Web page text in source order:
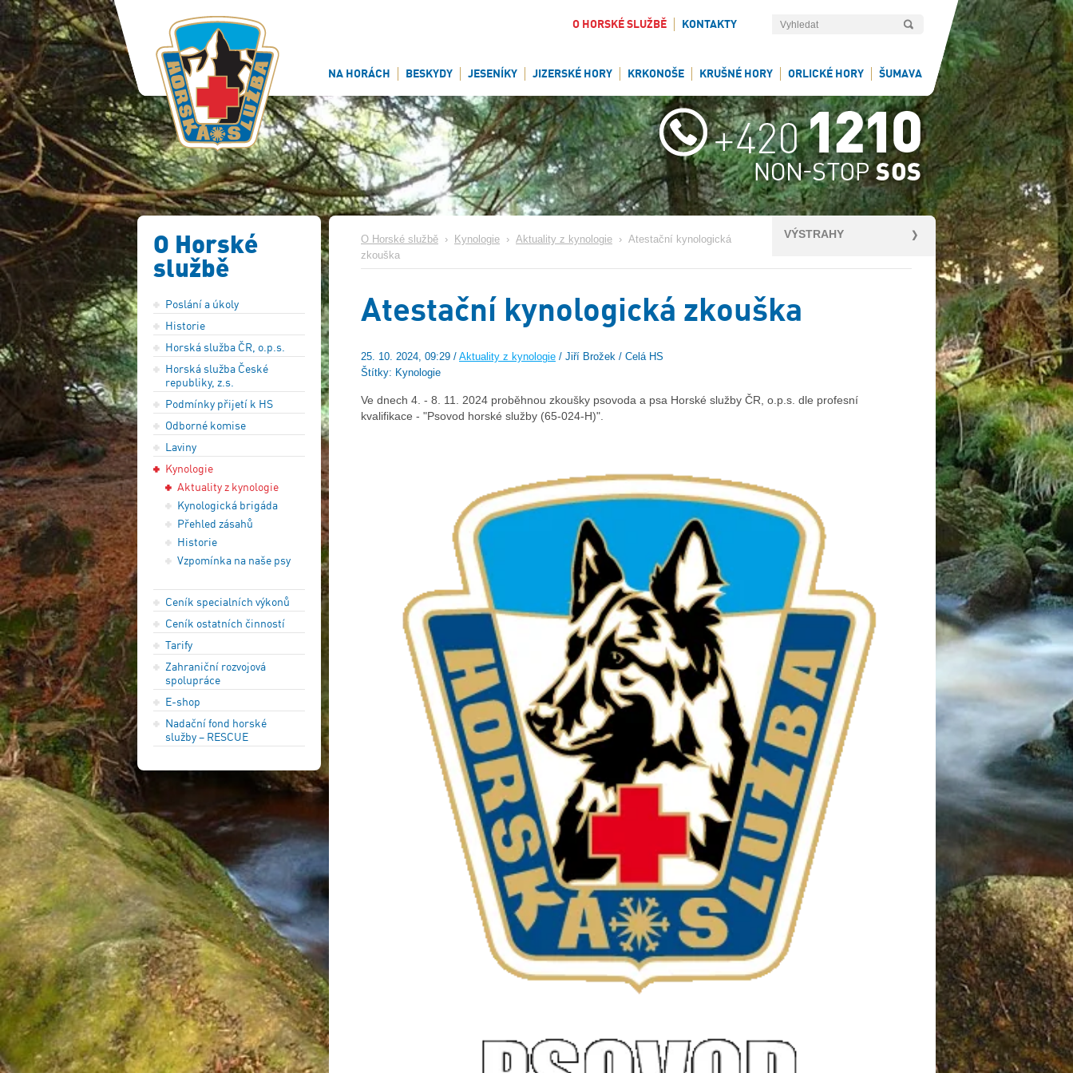
O HORSKÉ SLUŽBĚ KONTAKTY
NA HORÁCH BESKYDY JESENÍKY JIZERSKÉ HORY KRKONOŠE KRUŠNÉ HORY ORLICKÉ HORY ŠUMAVA
O Horské
službě
Poslání a úkoly
Historie
Horská služba ČR, o.p.s.
Horská služba České
republiky, z.s.
Podmínky přijetí k HS
Odborné komise
Laviny
Kynologie
Aktuality z kynologie
Kynologická brigáda
Přehled zásahů
Historie
Vzpomínka na naše psy
Ceník specialních výkonů
Ceník ostatních činností
Tarify
Zahraniční rozvojová
spolupráce
E-shop
Nadační fond horské
služby – RESCUE
VÝSTRAHY
O Horské službě › Kynologie › Aktuality z kynologie › Atestační kynologická
zkouška
Atestační kynologická zkouška
25. 10. 2024, 09:29 / Aktuality z kynologie / Jiří Brožek / Celá HS
Štítky: Kynologie
Ve dnech 4. - 8. 11. 2024 proběhnou zkoušky psovoda a psa Horské služby ČR, o.p.s. dle profesní
kvalifikace - "Psovod horské služby (65-024-H)"